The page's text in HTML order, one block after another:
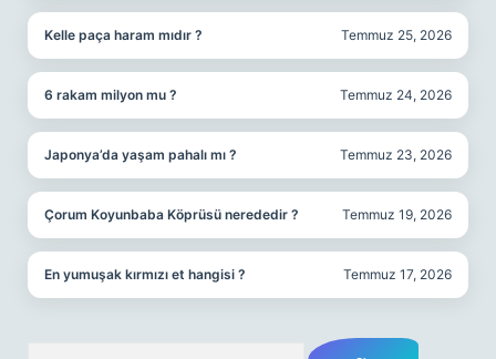
Kelle paça haram mıdır ? Temmuz 25, 2026
6 rakam milyon mu ? Temmuz 24, 2026
Japonya’da yaşam pahalı mı ? Temmuz 23, 2026
Çorum Koyunbaba Köprüsü nerededir ? Temmuz 19, 2026
En yumuşak kırmızı et hangisi ? Temmuz 17, 2026